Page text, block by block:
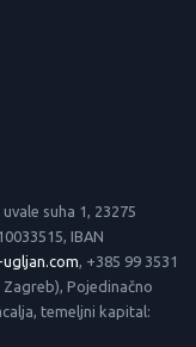
suha 1, 23275
IBAN
, +385 99 3531
Zagreb), Pojedinačno
temeljni kapital: